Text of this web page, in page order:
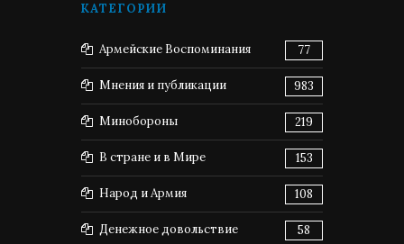
КАТЕГОРИИ
Армейские Воспоминания 77
Мнения и публикации 983
Минобороны 219
В стране и в Мире 153
Народ и Армия 108
Денежное довольствие 58